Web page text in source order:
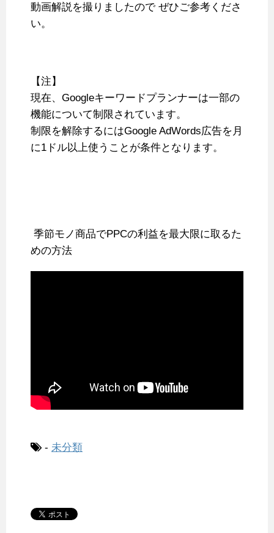
動画解説を撮りましたので ぜひご参考くださ
い。
【注】
現在、Googleキーワードプランナーは一部の
機能について制限されています。
制限を解除するにはGoogle AdWords広告を月
に1ドル以上使うことが条件となります。
季節モノ商品でPPCの利益を最大限に取るた
めの方法
- 未分類